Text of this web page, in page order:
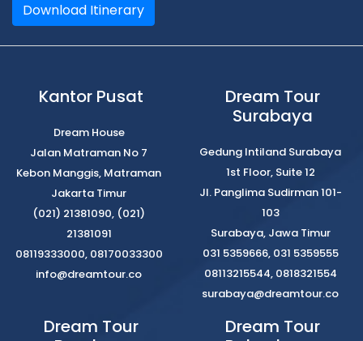
Download Itinerary
Kantor Pusat
Dream House
Jalan Matraman No 7
Kebon Manggis, Matraman
Jakarta Timur
(021) 21381090, (021)
21381091
08119333000, 08170033300
info@dreamtour.co
Dream Tour
Surabaya
Gedung Intiland Surabaya
1st Floor, Suite 12
Jl. Panglima Sudirman 101-
103
Surabaya, Jawa Timur
031 5359666, 031 5359555
08113215544, 0818321554
surabaya@dreamtour.co
Dream Tour
Dream Tour